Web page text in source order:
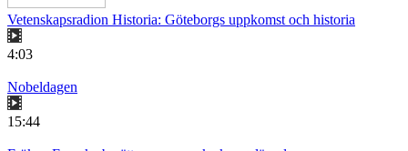
Vetenskapsradion Historia: Göteborgs uppkomst och historia
4:03
Nobeldagen
15:44